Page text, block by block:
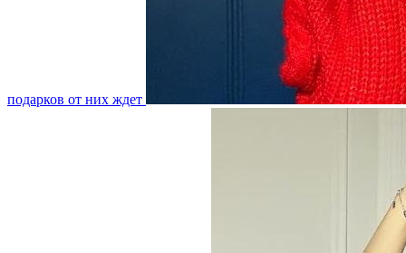
подарков от них ждет